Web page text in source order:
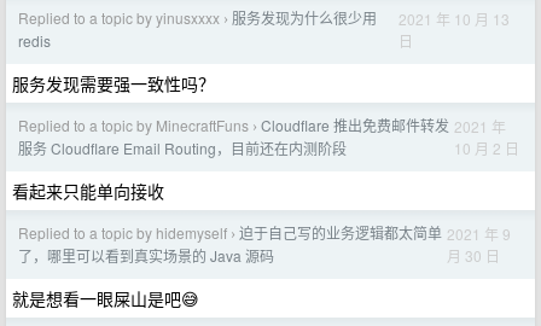
Replied to a topic by yinusxxxx › 服务发现为什么很少用
redis
2021 年 10 月 13
日
服务发现需要强一致性吗？
Replied to a topic by MinecraftFuns › Cloudflare 推出免费邮件转发
服务 Cloudflare Email Routing，目前还在内测阶段
2021 年
10 月 2 日
看起来只能单向接收
Replied to a topic by hidemyself › 迫于自己写的业务逻辑都太简单
了，哪里可以看到真实场景的 Java 源码
2021 年 9
月 30 日
就是想看一眼屎山是吧😅